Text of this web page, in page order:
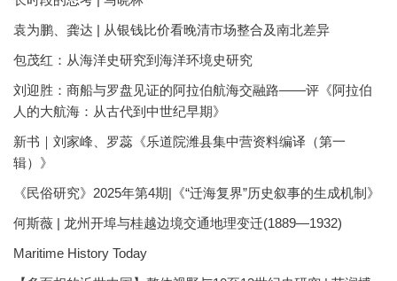
袁为鹏、龚达 | 从银钱比价看晚清市场整合及南北差异
包茂红：从海洋史研究到海洋环境史研究
刘迎胜：商船与罗盘见证的阿拉伯航海交融路——评《阿拉伯
人的大航海：从古代到中世纪早期》
新书｜刘家峰、罗蕊《乐道院潍县集中营资料编译（第一
辑）》
《民俗研究》2025年第4期|《“迁海复界”历史叙事的生成机制》
何斯薇 | 龙州开埠与桂越边境交通地理变迁(1889—1932)
Maritime History Today